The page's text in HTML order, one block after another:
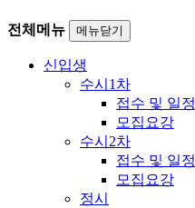
전체메뉴 메뉴닫기
신입생
수시1차
접수 및 일정
모집요강
수시2차
접수 및 일정
모집요강
정시